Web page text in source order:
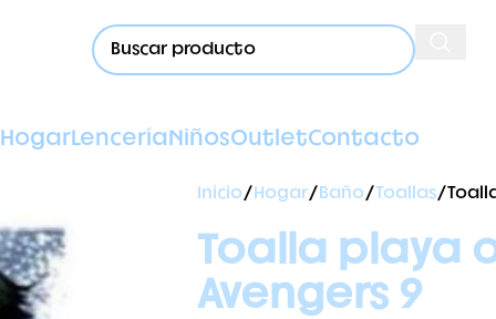
HogarLenceríaNiñosOutletContacto
Inicio Hogar Baño Toallas
Toalla playa
Avengers 9